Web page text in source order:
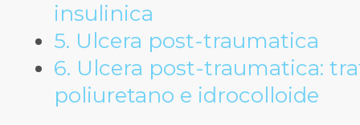
insulinica
5. Ulcera post-traumatica
6. Ulcera post-traumatica:
poliuretano e idrocolloide